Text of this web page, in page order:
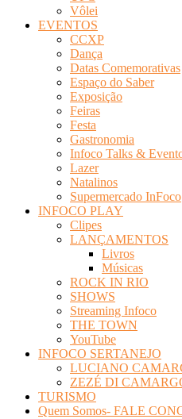
Vôlei
EVENTOS
CCXP
Dança
Datas Comemorativas
Espaço do Saber
Exposição
Feiras
Festa
Gastronomia
Infoco Talks &
Lazer
Natalinos
Supermercado InFoco
INFOCO PLAY
Clipes
LANÇAMENTOS
Livros
Músicas
ROCK IN RIO
SHOWS
Streaming Infoco
THE TOWN
YouTube
INFOCO SERTANEJO
LUCIANO
ZEZÉ DI
TURISMO
Quem Somos- FALE